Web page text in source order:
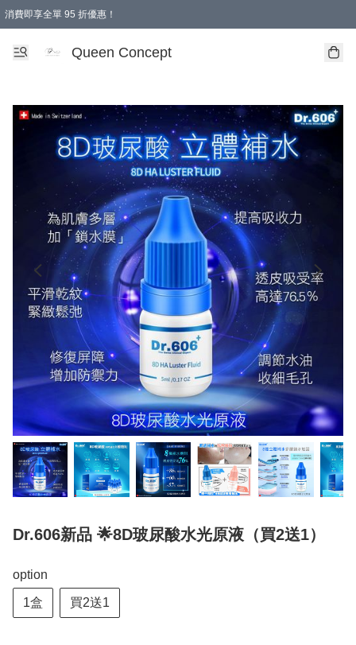
消費即享全單 95 折優惠！
Queen Concept
Dr.606新品 🌟8D玻尿酸水光原液（買2送1）
option
1盒 買2送1